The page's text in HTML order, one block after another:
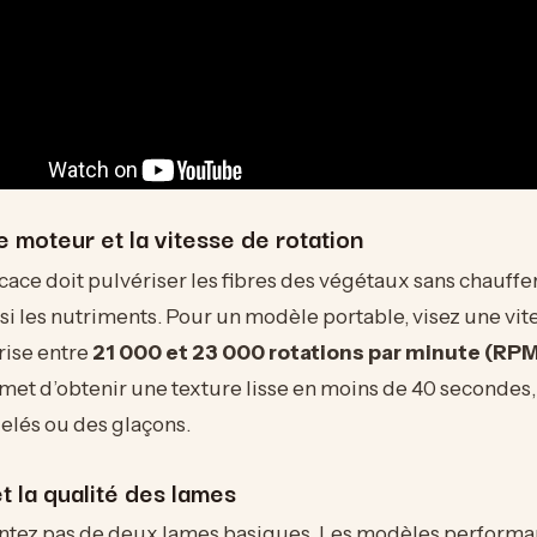
moteur et la vitesse de rotation
doit pulvériser les fibres des végétaux sans
les nutriments. Pour un modèle portable, visez une
entre 21 000 et 23 000 rotations par minute
d’obtenir une texture lisse en moins de 40
ou des glaçons.
la qualité des lames